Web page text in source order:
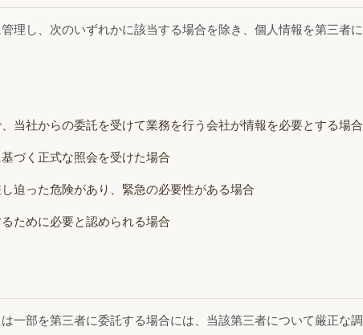
理し、次のいずれかに該当する場合を除き、個人情報を第三者に
当社からの委託を受けて業務を行う会社が情報を必要とする場合
づく正式な照会を受けた場合
迫った危険があり、緊急の必要性がある場合
ために必要と認められる場合
一部を第三者に委託する場合には、当該第三者について厳正な調